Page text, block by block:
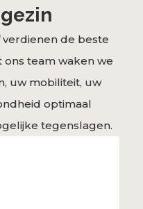
de beste
ons team waken we
uw mobiliteit, uw
optimaal
tegenslagen.